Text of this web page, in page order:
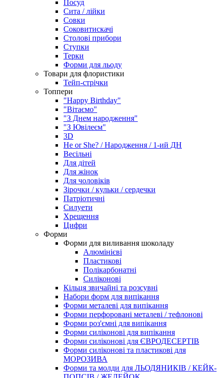
Посуд
Сита / лійки
Совки
Соковитискачі
Столові прибори
Ступки
Терки
Форми для льоду
Товари для флористики
Тейп-стрічки
Топпери
"Happy Birthday"
"Вітаємо"
"З Днем народження"
"З Ювілеєм"
3D
He or She? / Народження / 1-ий ДН
Весільні
Для дітей
Для жінок
Для чоловіків
Зірочки / кульки / сердечки
Патріотичні
Силуети
Хрещення
Цифри
Форми
Форми для виливання шоколаду
Алюмінієві
Пластикові
Полікарбонатні
Силіконові
Кільця звичайні та розсувні
Набори форм для випікання
Форми металеві для випікання
Форми перфоровані металеві / тефлонові
Форми роз'ємні для випікання
Форми силіконові для випікання
Форми силіконові для ЄВРОДЕСЕРТІВ
Форми силіконові та пластикові для
МОРОЗИВА
Форми та молди для ЛЬОДЯНИКІВ / КЕЙК-